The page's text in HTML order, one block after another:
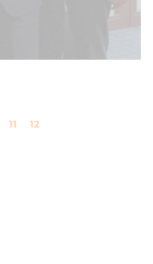
11 12